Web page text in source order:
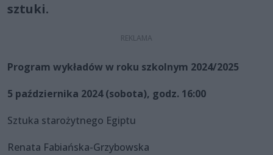
sztuki.
Program wykładów w roku szkolnym 2024/2025
5 października 2024 (sobota), godz. 16:00
Sztuka starożytnego Egiptu
Renata Fabiańska-Grzybowska